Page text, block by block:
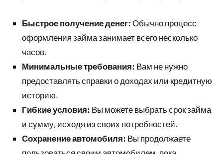
Быстрое получение денег: Обычно процесс
оформления займа занимает всего несколько
часов.
Минимальные требования: Вам не нужно
предоставлять справки о доходах или кредитную
историю.
Гибкие условия: Вы можете выбрать срок займа
и сумму, исходя из своих потребностей.
Сохранение автомобиля: Вы продолжаете